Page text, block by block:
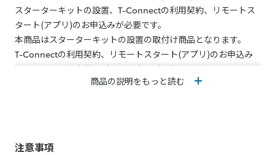
スターターキットの設置、T-Connectの利用契約、リモートス
タート(アプリ)のお申込みが必要です。
本商品はスターターキットの設置の取付け商品となります。
T-Connectの利用契約、リモートスタート(アプリ)のお申込み
については、お客様のご契約内容をご確認ください。
す。
商品の説明をもっと読む
注意事項